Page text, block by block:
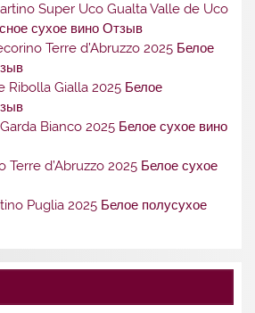
Super Uco Gualta Valle de Uco
сухое вино Отзыв
Terre d’Abruzzo 2025 Белое
Ribolla Gialla 2025 Белое
Bianco 2025 Белое сухое вино
Terre d’Abruzzo 2025 Белое сухое
Puglia 2025 Белое полусухое